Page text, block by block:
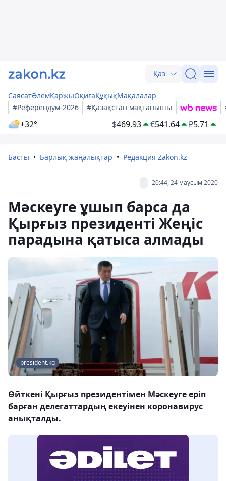
Қаз
СаясатӘлемҚаржыОқиғаҚұқықМақалалар
#Референдум-2026
#Қазақстан мақтанышы
+32° $469.93 €541.64 ₽5.71
Басты Барлық жаңалықтар Редакция Zakon.kz
20:44, 24 маусым 2020
Мәскеуге ұшып барса да
Қырғыз президенті Жеңіс
парадына қатыса алмады
president.kg
Өйткені Қырғыз президентімен Мәскеуге еріп
барған делегаттардың екеуінен коронавирус
анықталды.